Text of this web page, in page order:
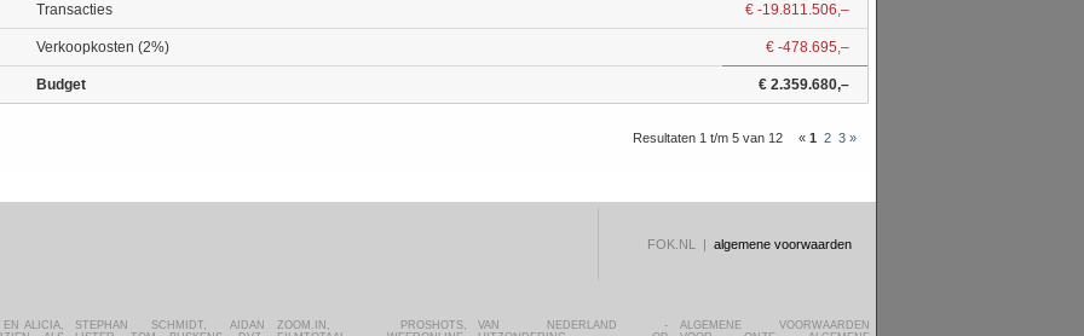
Transacties € -19.811.506,–
Verkoopkosten (2%) € -478.695,–
Budget € 2.359.680,–
Resultaten 1 t/m 5 van 12 « 1 2 3 »
FOK.NL | algemene voorwaarden